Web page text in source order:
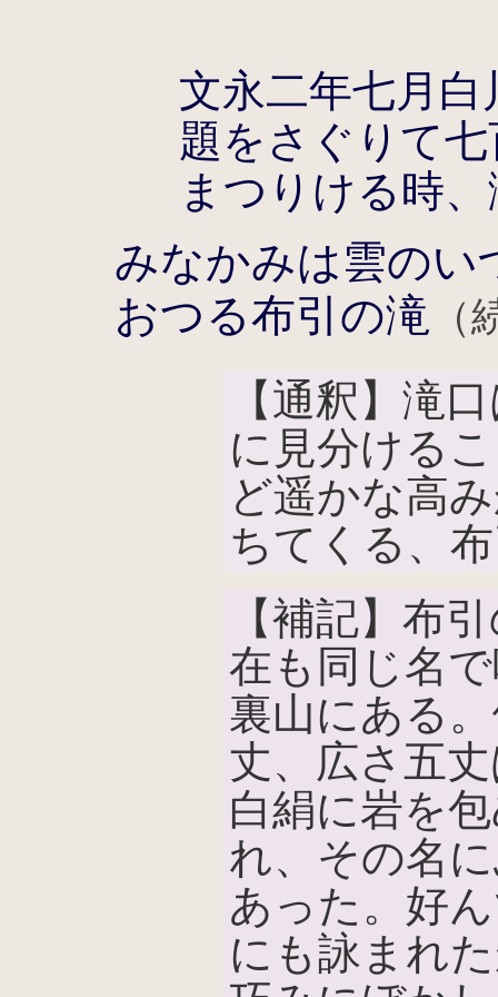
文永二年七月
題をさぐりて
まつりける時
みなかみは雲のい
おつる布引の滝
【通釈】滝
に見分ける
ど遥かな高
ちてくる、
【補記】布
在も同じ名
裏山にある
丈、広さ五
白絹に岩を
れ、その名
あった。好
にも詠まれ